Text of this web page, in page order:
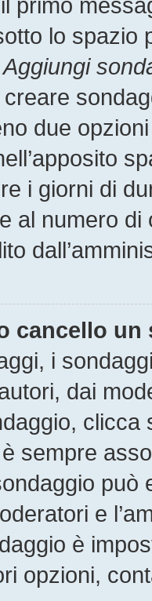
lo spazio
Aggiungi
due
i giorni di
al numero
cancello un
i
dai
sempre
può
e
è
opzioni,